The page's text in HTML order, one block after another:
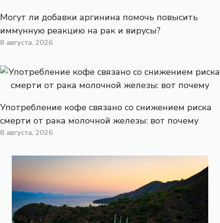
Могут ли добавки аргинина помочь повысить
иммунную реакцию на рак и вирусы?
8 августа, 2026
Употребление кофе связано со снижением риска
смерти от рака молочной железы: вот почему
8 августа, 2026